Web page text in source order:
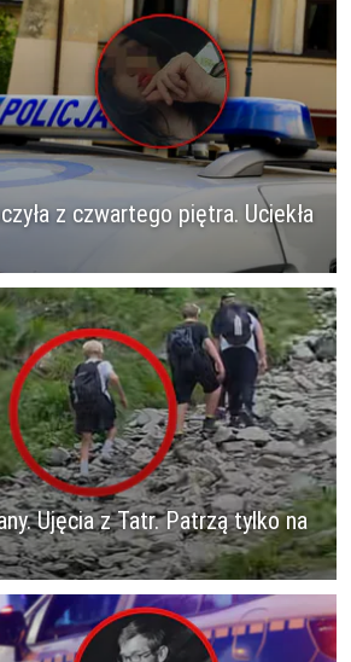
z czwartego piętra. Uciekła
Ujęcia z Tatr. Patrzą tylko na